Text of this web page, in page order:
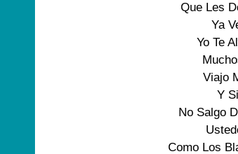
Que Les
Ya
Yo Te
Viajo
Y
No Salgo
Como Los